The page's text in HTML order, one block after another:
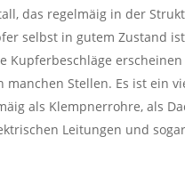
das regelmäig in der
selbst in gutem Zustand
Kupferbeschläge
Stellen. Es ist ein
als Klempnerrohre, als
Leitungen und